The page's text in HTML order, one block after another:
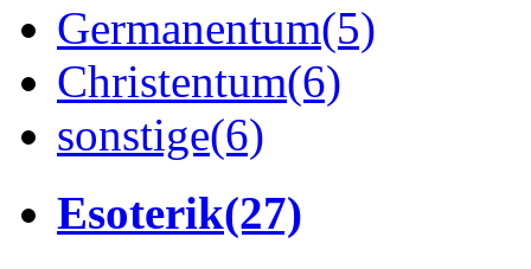
Germanentum(5)
Christentum(6)
sonstige(6)
Esoterik(27)